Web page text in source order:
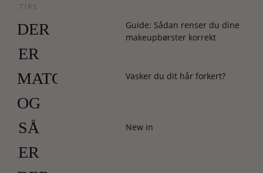
TIPS
DER
ER
MATCHA.
OG
SÅ
ER
Guide: Sådan renser du dine
makeupbørster korrekt
Vasker du dit hår forkert?
New in